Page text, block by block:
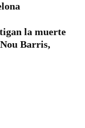
la muerte
Barris,